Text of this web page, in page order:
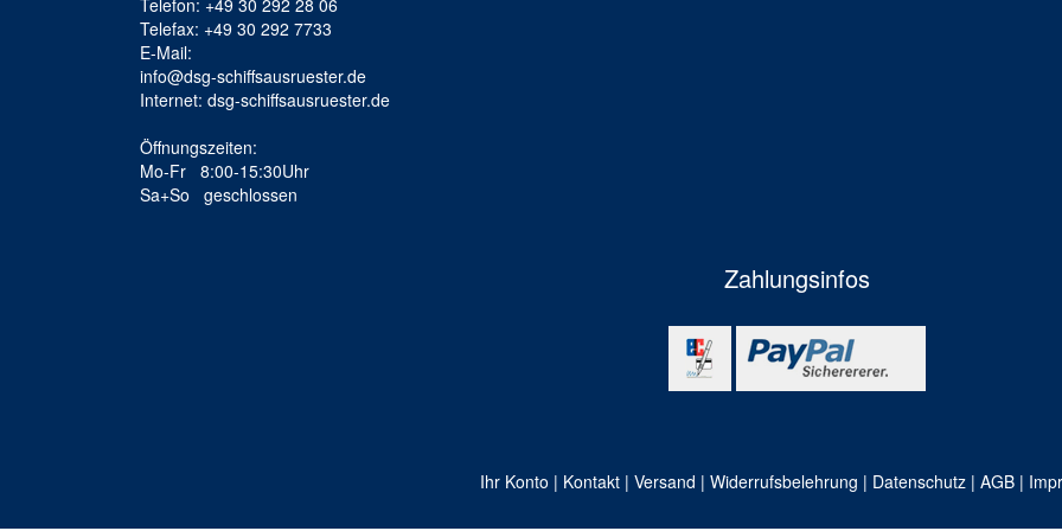
Telefon: +49 30 292 28 06
Telefax: +49 30 292 7733
E-Mail:
info@dsg-schiffsausruester.de
Internet: dsg-schiffsausruester.de
Öffnungszeiten:
Mo-Fr 8:00-15:30Uhr
Sa+So geschlossen
Zahlungsinfos
Ihr Konto | Kontakt | Versand | Widerrufsbelehrung | Datenschutz | AGB |